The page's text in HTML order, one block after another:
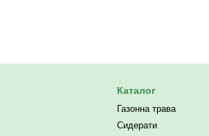
Каталог
Газонна трава
Сидерати